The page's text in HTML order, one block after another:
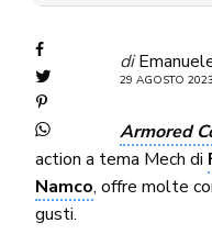
di
29 AGOSTO 2023
Armored
action a tema Mech di
Namco, offre molte
gusti.